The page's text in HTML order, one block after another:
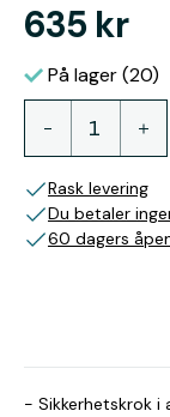
635 kr
På lager (20)
Rask levering
Du betaler
60 dagers
- Sikkerhetskrok i